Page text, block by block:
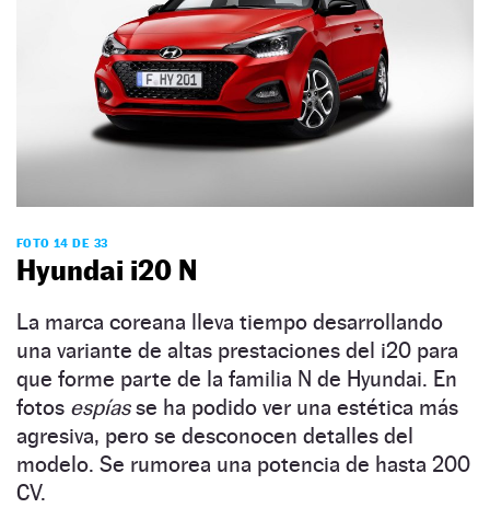
FOTO 14 DE 33
Hyundai i20 N
La marca coreana lleva tiempo desarrollando
una variante de altas prestaciones del i20 para
que forme parte de la familia N de Hyundai. En
fotos espíasse ha podido ver una estética más
agresiva, pero se desconocen detalles del
modelo. Se rumorea una potencia de hasta 200
CV.